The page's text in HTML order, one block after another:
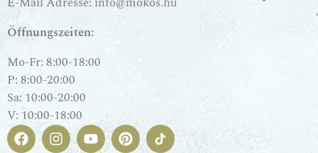
Öffnungszeiten:
Mo-Fr: 8:00-18:00
P: 8:00-20:00
Sa: 10:00-20:00
V: 10:00-18:00